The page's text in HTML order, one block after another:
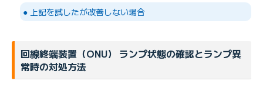
● 上記を試したが改善しない場合
回線終端装置（ONU） ランプ状態の確認とランプ異
常時の対処方法